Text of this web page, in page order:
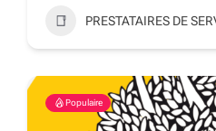
PRESTATAIRES DE
Populaire